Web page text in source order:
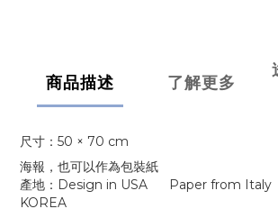
商品描述 了解更多
尺寸：50 × 70 cm
海報，也可以作為包裝紙
產地：Design in USA Paper from
KOREA